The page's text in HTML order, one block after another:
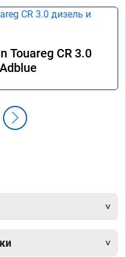
Touareg CR 3.0